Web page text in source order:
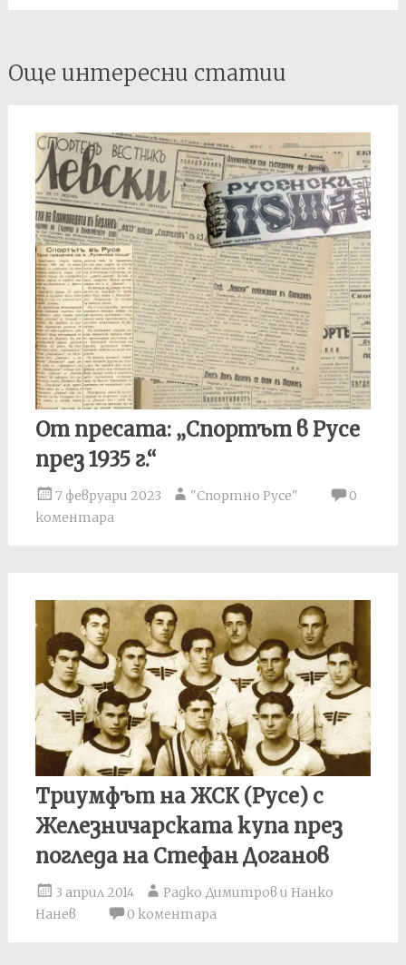
Post
navigation
Още интересни статии
От пресата: „Спортът в Русе
през 1935 г.“
7 февруари 2023 "Спортно Русе"
0
коментара
Триумфът на ЖСК (Русе) с
Железничарската купа през
погледа на Стефан Доганов
3 април 2014
Радко Димитров и Нанко
Нанев
0 коментара